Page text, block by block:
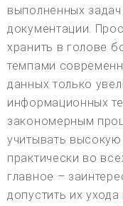
выполненных
документации.
хранить в голове
темпами
данных только
информационных
закономерным
учитывать
практически во
главное –
допустить их